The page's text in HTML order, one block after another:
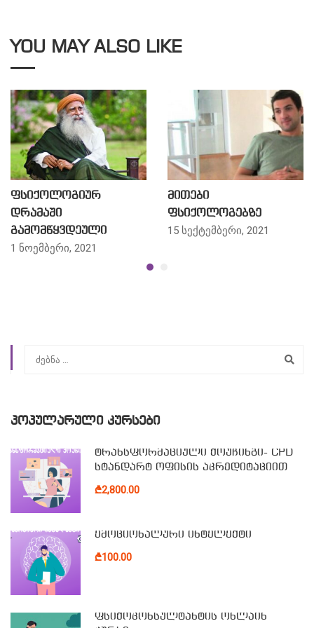
YOU MAY ALSO LIKE
ფსიქოლოგიურ
დრამაში
გამომწყვდეული
1 ნოემბერი, 2021
მითები
ფსიქოლოგებზე
15 სექტემბერი, 2021
ᲞᲝᲞᲣᲚᲐᲠᲣᲚᲘ ᲙᲣᲠᲡᲔᲑᲘ
ტრანსფორმაციული ქოუჩინგი- CPD
სტანდარტ ოფისის აკრედიტაციით
₾2,800.00
ემოციონალური ინტელექტი
₾100.00
ფსიქოკონსულტანტის ონლაინ